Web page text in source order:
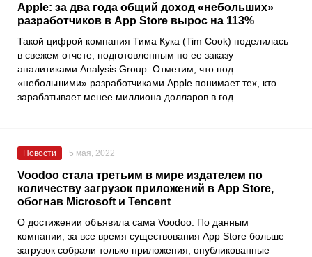
Apple: за два года общий доход «небольших»
разработчиков в App Store вырос на 113%
Такой цифрой компания Тима Кука (Tim Cook) поделилась
в свежем отчете, подготовленным по ее заказу
аналитиками Analysis Group. Отметим, что под
«небольшими» разработчиками Apple понимает тех, кто
зарабатывает менее миллиона долларов в год.
Новости 5 мая, 2022
Voodoo стала третьим в мире издателем по
количеству загрузок приложений в App Store,
обогнав Microsoft и Tencent
О достижении объявила сама Voodoo. По данным
компании, за все время существования App Store больше
загрузок собрали только приложения, опубликованные